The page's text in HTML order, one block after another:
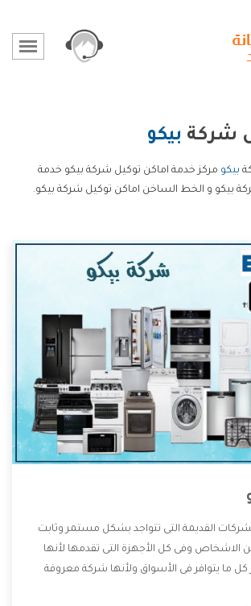
شركة بيكو
بيكو مركز خدمة اماكن توكيل شركة بيكو خدمة
بيكو و الخط الساخن اماكن توكيل شركة بيكو.
القديمة التى تتواجد بشكل مستمر وثابت
الاشخاص وفى كل الأجهزة التى تقدمها لأنها
ما يتوافر فى الأسواق ولأنها شركة معروفة